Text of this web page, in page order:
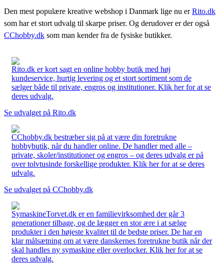
Den mest populære kreative webshop i Danmark lige nu erRito.dk
som har et stort udvalg til skarpe priser. Og derudover er der også
CChobby.dk som man kender fra de fysiske butikker.
Rito.dk er kort sagt en online hobby butik med høj
kundeservice, hurtig levering og et stort sortiment som de
sælger både til private, engros og institutioner. Klik her for at se
deres udvalg.
Se udvalget på Rito.dk
CChobby.dk bestræber sig på at være din foretrukne
hobbybutik, når du handler online. De handler med alle –
private, skoler/institutioner og engros – og deres udvalg er på
over tolvtusinde forskellige produkter. Klik her for at se deres
udvalg.
Se udvalget på CChobby.dk
SymaskineTorvet.dk er en familievirksomhed der går 3
generationer tilbage, og de lægger en stor ære i at sælge
produkter i den højeste kvalitet til de bedste priser. De har en
klar målsætning om at være danskernes foretrukne butik når der
skal handles ny symaskine eller overlocker. Klik her for at se
deres udvalg.